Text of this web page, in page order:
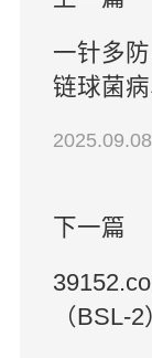
一针多
链球菌
2025.09.08
下一篇
（BSL-